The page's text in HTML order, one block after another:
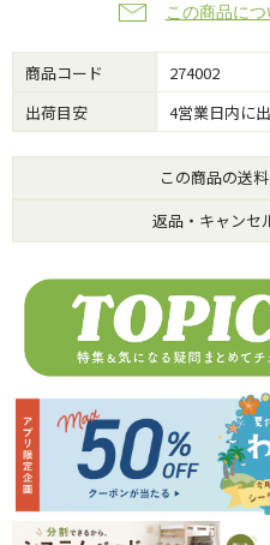
この商品に
商品コード
274002
出荷目安
4営業日内に
この商品の送
返品・キャンセ